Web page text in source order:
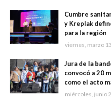
Cumbre
y Kreplak
para la región
viernes, marzo
Jura de la
convocó a 20
como el acto
miércoles, junio